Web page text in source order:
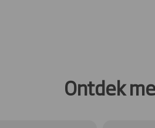
Ontdek